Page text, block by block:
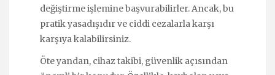
değiştirme işlemine başvurabilirler. Ancak, bu
pratik yasadışıdır ve ciddi cezalarla karşı
karşıya kalabilirsiniz.
Öte yandan, cihaz takibi, güvenlik açısından